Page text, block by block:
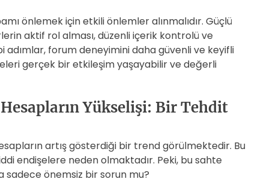
önlemek için etkili önlemler alınmalıdır. Güçlü
aktif rol alması, düzenli içerik kontrolü ve
adımlar, forum deneyimini daha güvenli ve keyifli
gerçek bir etkileşim yaşayabilir ve değerli
Yükselişi: Bir Tehdit
artış gösterdiği bir trend görülmektedir. Bu
endişelere neden olmaktadır. Peki, bu sahte
önemsiz bir sorun mu?